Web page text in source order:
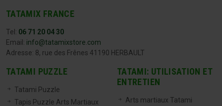
TATAMIX FRANCE
Tel: 06 71 20 04 30
Email: info@tatamixstore.com
Adresse: 8, rue des Frênes 41190 HERBAULT
TATAMI PUZZLE
Tatami Puzzle
Tapis Puzzle Arts Martiaux
TATAMI: UTILISATION ET
ENTRETIEN
Arts martiaux Tatami